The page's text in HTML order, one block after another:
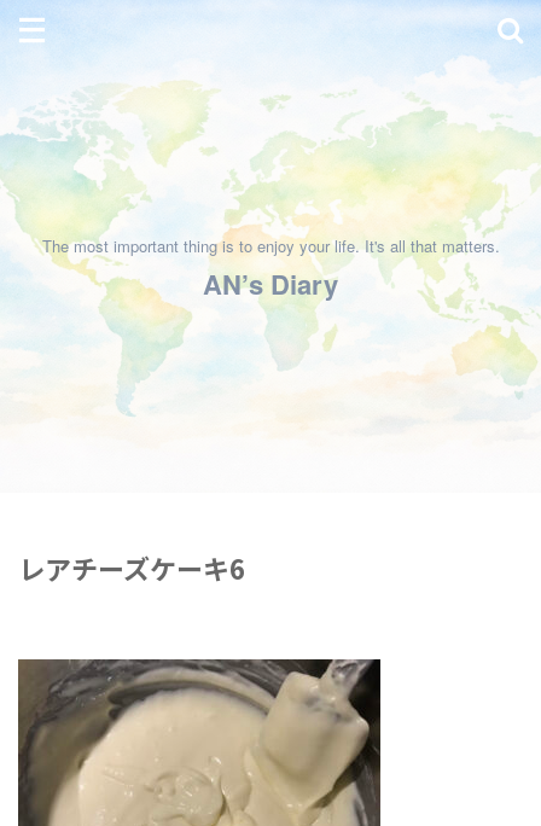
The most important thing is to enjoy your life. It's all that matters.
AN’s Diary
レアチーズケーキ6